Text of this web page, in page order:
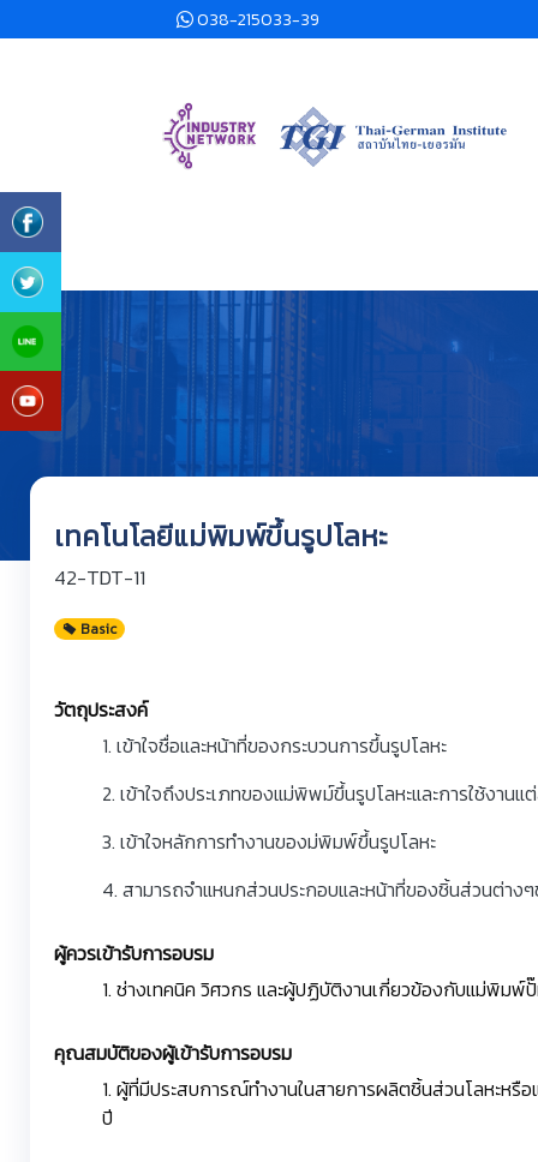
038-215033-39
เทคโนโลยีแม่พิมพ์ขึ้นรูปโลหะ
42-TDT-11
Basic
วัตถุประสงค์
1. เข้าใจชื่อและหน้าที่ของกระบวนการขึ้นรูปโลหะ
2. เข้าใจถึงประเภทของแม่พิพม์ขึ้นรูปโลหะและการใช้งานแ
3. เข้าใจหลักการทำงานของม่พิมพ์ขึ้นรูปโลหะ
4. สามารถจำแหนกส่วนประกอบและหน้าที่ของชิ้นส่วนต่าง
ผู้ควรเข้ารับการอบรม
1. ช่างเทคนิค วิศวกร และผู้ปฏิบัติงานเกี่ยวข้องกับแม่พิมพ์
คุณสมบัติของผู้เข้ารับการอบรม
1. ผู้ที่มีประสบการณ์ทำงานในสายการผลิตชิ้นส่วนโลหะห
ปี